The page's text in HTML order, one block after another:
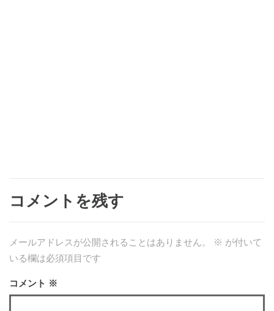
コメントを残す
メールアドレスが公開されることはありません。 ※ が付いて
いる欄は必須項目です
コメント ※